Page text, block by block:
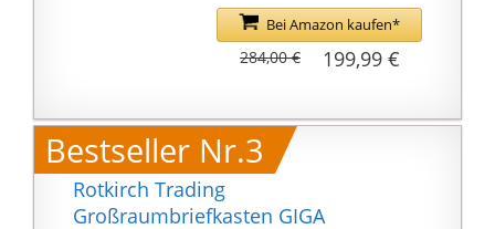
Einfache Montage an
der Hauswand:
Abstandshalter zum
und Ausgleich von
Unebenheiten, Oder
zur Befestigung an
einem freistehenden
Bei Amazon kaufen*
199,99 €
284,00 €
Bestseller Nr.3
Rotkirch Trading
Großraumbriefkasten GIGA